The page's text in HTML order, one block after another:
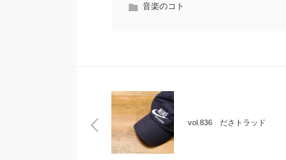
音楽のコト
vol.836 ださトラッド